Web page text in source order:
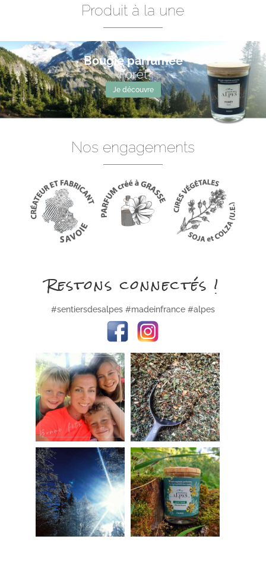
Produit à la une
Bougie parfumée
Forêt
Je découvre
Nos engagements
Restons connectés !
#sentiersdesalpes #madeinfrance #alpes